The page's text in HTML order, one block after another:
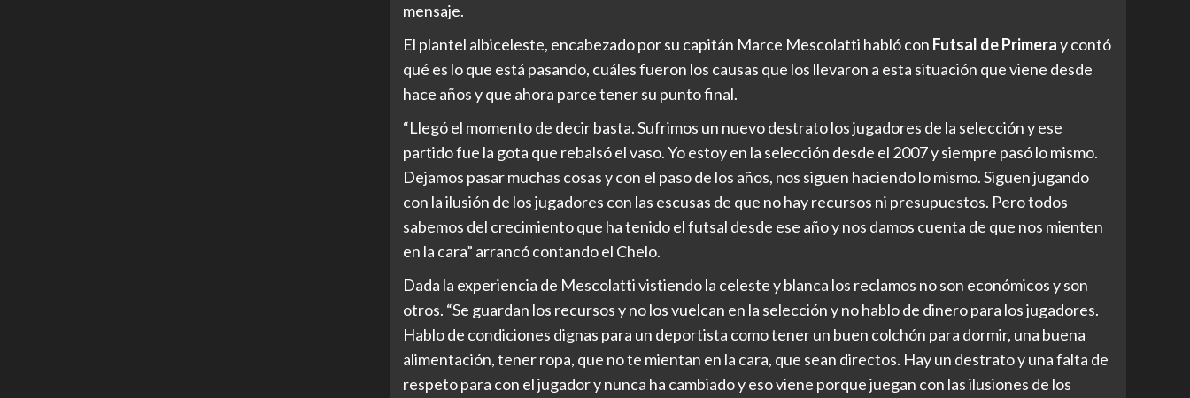
mensaje.
El plantel albiceleste, encabezado por su capitán Marce Mescolatti habló con Futsal de Primeray contó
qué es lo que está pasando, cuáles fueron los causas que los llevaron a esta situación que viene desde
hace años y que ahora parce tener su punto final.
“Llegó el momento de decir basta. Sufrimos un nuevo destrato los jugadores de la selección y ese
partido fue la gota que rebalsó el vaso. Yo estoy en la selección desde el 2007 y siempre pasó lo mismo.
Dejamos pasar muchas cosas y con el paso de los años, nos siguen haciendo lo mismo. Siguen jugando
con la ilusión de los jugadores con las escusas de que no hay recursos ni presupuestos. Pero todos
sabemos del crecimiento que ha tenido el futsal desde ese año y nos damos cuenta de que nos mienten
en la cara” arrancó contando el Chelo.
Dada la experiencia de Mescolatti vistiendo la celeste y blanca los reclamos no son económicos y son
otros. “Se guardan los recursos y no los vuelcan en la selección y no hablo de dinero para los jugadores.
Hablo de condiciones dignas para un deportista como tener un buen colchón para dormir, una buena
alimentación, tener ropa, que no te mientan en la cara, que sean directos. Hay un destrato y una falta de
respeto para con el jugador y nunca ha cambiado y eso viene porque juegan con las ilusiones de los